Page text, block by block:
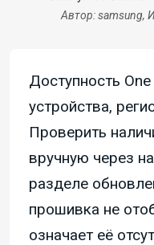
Автор: samsung,
Доступность
устройства,
Проверить
вручную через
разделе
прошивка не
означает её